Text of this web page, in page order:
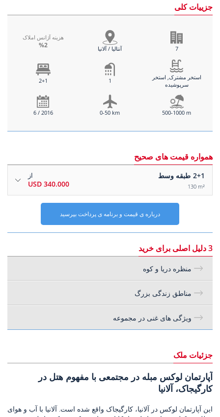
جزییات کلی
هزینه آژانس املاک
%2 آنتالیا / آلانیا 7
2+1 1
استخر مشترک, استخر
سرپوشیده
6 / 2016 0-50 km 500-1000 m
همواره قیمت های صحیح
2+1 طبقه وسط
130 m²
از
340.000 USD
درباره ی قیمت و برنامه ی پرداخت بپرسید
3 دلیل اصلی برای خرید
منظره دریا و کوه
مناطق زندگی بزرگ
ویژگی های غنی در مجموعه
جزئیات ملک
آپارتمان لوکس مبله در مجتمعی با مفهوم هتل در
کارگیجاک، آلانیا
این آپارتمان لوکس در آلانیا، کارگیجاک واقع شده است. آلانیا با آب و هوای